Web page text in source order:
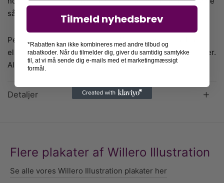
så store som tekopper.
Petrine Willero er kvinden bag Willero illustration. Hun
elsker at udfolde sin kreativitet i eventyrlige børneplakater.
Alle Willeros motiver er håndtegnede og herefter trykt.
Detaljer
Flere plakater af Willero Illustration
Se alle vores Willero Illustration plakater her
Tilmeld nyhedsbrev
*Rabatten kan ikke kombineres med andre tilbud og
rabatkoder. Når du tilmelder dig, giver du samtidig samtykke
til, at vi må sende dig e-mails med et marketingmæssigt
formål.